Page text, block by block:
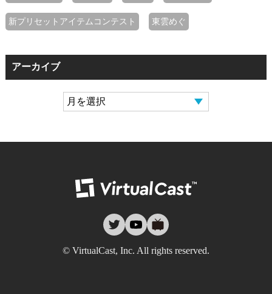
新プリセットアイテムコンテスト 東雲めぐ
アーカイブ
twitteryoutube
© VirtualCast, Inc. All rights reserved.